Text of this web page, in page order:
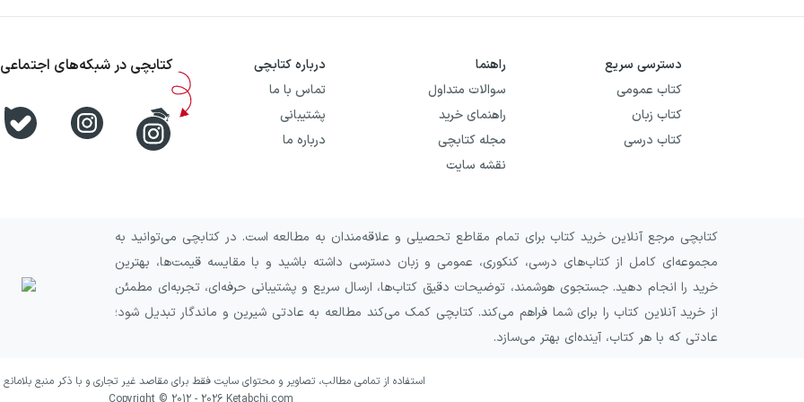
دسترسی سریع
کتاب عمومی
کتاب زبان
کتاب درسی
راهنما
سوالات متداول
راهنمای خرید
مجله کتابچی
نقشه سایت
درباره کتابچی
تماس با ما
پشتیبانی
درباره ما
کتابچی در شبکه‌های اجتماعی
کتابچی مرجع آنلاین خرید کتاب برای تمام مقاطع تحصیلی و علاقه‌مندان به مطالعه است. در کتابچی می‌توانید به
مجموعه‌ای کامل از کتاب‌های درسی، کنکوری، عمومی و زبان دسترسی داشته باشید و با مقایسه قیمت‌ها، بهترین
خرید را انجام دهید. جستجوی هوشمند، توضیحات دقیق کتاب‌ها، ارسال سریع و پشتیبانی حرفه‌ای، تجربه‌ای مطمئن
از خرید آنلاین کتاب را برای شما فراهم می‌کند. کتابچی کمک می‌کند مطالعه به عادتی شیرین و ماندگار تبدیل شود؛
عادتی که با هر کتاب، آینده‌ای بهتر می‌سازد.
استفاده از تمامی مطالب، تصاویر و محتوای سایت فقط برای مقاصد غیر تجاری و با ذکر منبع